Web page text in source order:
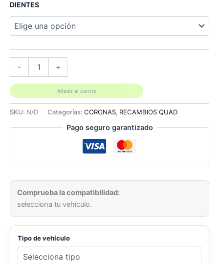
DIENTES
-
LTZ
400
03-
KAWASAKI
CAT
DVX
400
cantidad
+
Añadir al carrito
SKU: N/D Categorías: CORONAS, RECAMBIOS QUAD
Pago seguro garantizado
Comprueba la compatibilidad:
selecciona tu vehículo.
Tipo de vehículo